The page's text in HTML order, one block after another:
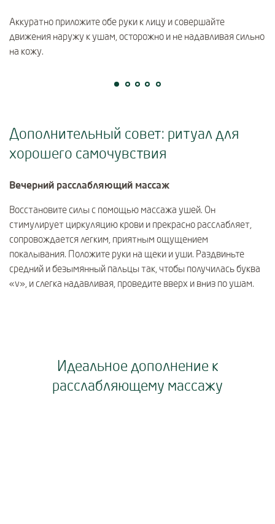
Аккуратно приложите обе руки к лицу и совершайте
движения наружу к ушам, осторожно и не надавливая сильно
на кожу.
Дополнительный совет: ритуал для
хорошего самочувствия
Вечерний расслабляющий массаж
Восстановите силы с помощью массажа ушей. Он
стимулирует циркуляцию крови и прекрасно расслабляет,
сопровождается легким, приятным ощущением
покалывания. Положите руки на щеки и уши. Раздвиньте
средний и безымянный пальцы так, чтобы получилась буква
«v», и слегка надавливая, проведите вверх и вниз по ушам.
Идеальное дополнение к
расслабляющему массажу